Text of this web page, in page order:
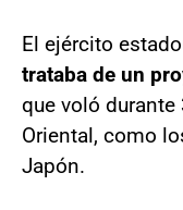
El ejército
trataba de un
que voló
Oriental, como
Japón.